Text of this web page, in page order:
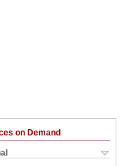
on Demand